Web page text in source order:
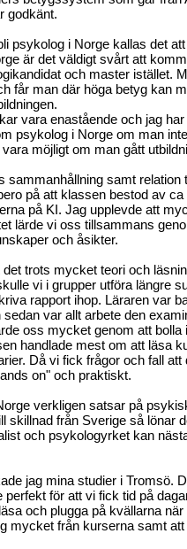
godkänt.
psykolog i Norge kallas det
är det väldigt svårt att
och master istället.
får man där höga betyg kan
vara enastående och jag
psykolog i Norge om man
möjligt om man gått
sammanhållning samt relation
på att klassen bestod av
på KI. Jag upplevde att
lärde vi oss tillsammans
och åsikter.
det trots mycket teori och
vi i grupper utföra längre
rapport ihop. Läraren var
var allt arbete den
oss mycket genom att bolla
handlade mest om att läsa
Då vi fick frågor och fall att
on" och praktiskt.
verkligen satsar på
skillnad från Sverige så lönar
och psykologyrket kan
jag mina studier i Tromsö.
perfekt för att vi fick tid på
och plugga på kvällarna
mycket från kurserna samt